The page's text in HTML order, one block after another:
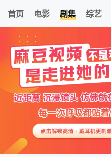
首页 电影 剧集 综艺
波吉亚家族第三季
清空